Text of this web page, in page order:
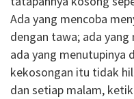
Ada yang mencoba
dengan tawa; ada
ada yang menutupinya
kekosongan itu tidak
dan setiap malam,